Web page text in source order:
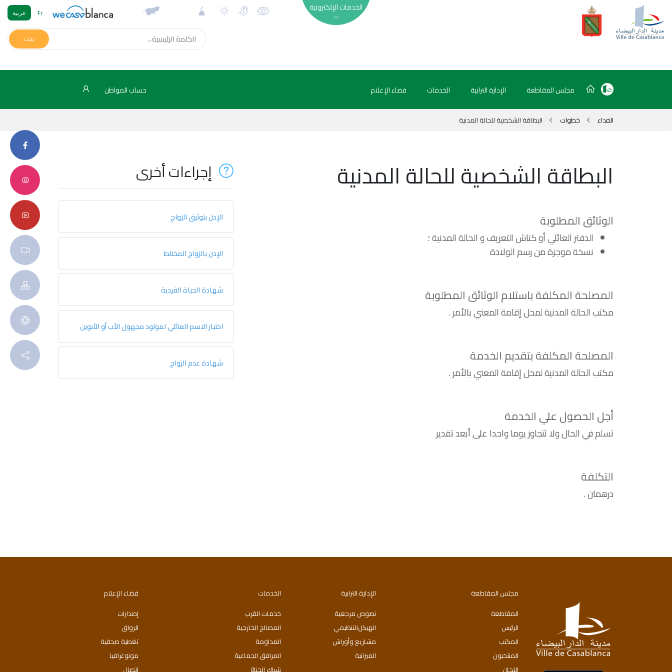
الخدمات الإلكترونية Fr عربية
بحث
مجلس المقاطعة الإدارة الترابية الخدمات فضاء الإعلام حساب المواطن
الفداء خطوات البطاقة الشخصية للحالة المدنية
البطاقة الشخصية للحالة المدنية
الوثائق المطلوبة
الدفتر العائلي أو كناش التعريف و الحالة المدنية ؛
نسخة موجزة من رسم الولادة
المصلحة المكلفة باستلام الوثائق المطلوبة
مكتب الحالة المدنية لمحل إقامة المعني بالأمر .
المصلحة المكلفة بتقديم الخدمة
مكتب الحالة المدنية لمحل إقامة المعني بالأمر .
أجل الحصول علي الخدمة
تسلم في الحال ولا تتجاوز يوما واحدا على أبعد تقدير
التكلفة
درهمان .
إجراءات أخرى
الإذن بتوثيق الزواج
الإذن بالزواج المختلط
شهادة الحياة الفردية
اختيار الاسم العائلي لمولود مجهول الأب أو الأبوين
شهادة عدم الزواج
مجلس المقاطعة
المقاطعة
الرئيس
المكتب
المنتخبون
اللجان
الإدارة الترابية
نصوص مرجعية
اﻟﻬﯿﻜﻞاﻟﺘﻨﻈﯿﻤﻲ
مشاريع وأوراش
الميزانية
الخدمات
خدمات القرب
المصالح الخارجية
المداومة
المرافق الجماعية
شباك الجنائز
فضاء الإعلام
إصدارات
الرواق
تغطية صحفية
مونوغرافيا
اتصال